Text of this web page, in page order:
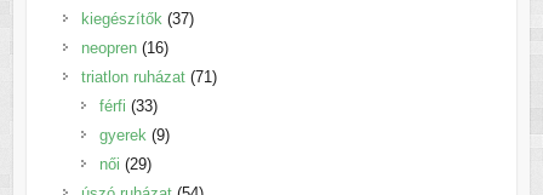
termék
kiegészítők 3737
neopren 1616
termék
triatlon ruházat 7171
férfi 3333
termék
gyerek 99
női 2929